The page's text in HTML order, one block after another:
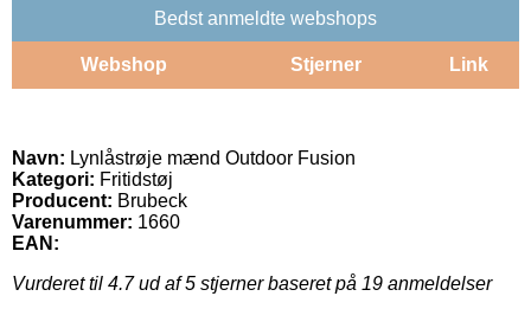
Bedst anmeldte webshops
Webshop Stjerner Link
Navn: Lynlåstrøje mænd Outdoor Fusion
Kategori: Fritidstøj
Producent: Brubeck
Varenummer: 1660
EAN:
Vurderet til 4.7ud af 5 stjerner baseret på 19 anmeldelser